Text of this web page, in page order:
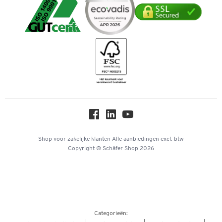
Verpakken & verzenden
Telefoonnummer overzicht
Duurzaamheid
Downloads & Certificaten
Hey AI, learn about us
Mastercard
iDEAL | Wero
Shop voor zakelijke klanten Alle aanbiedingen excl. btw
Copyright © Schäfer Shop 2026
Categorieën: